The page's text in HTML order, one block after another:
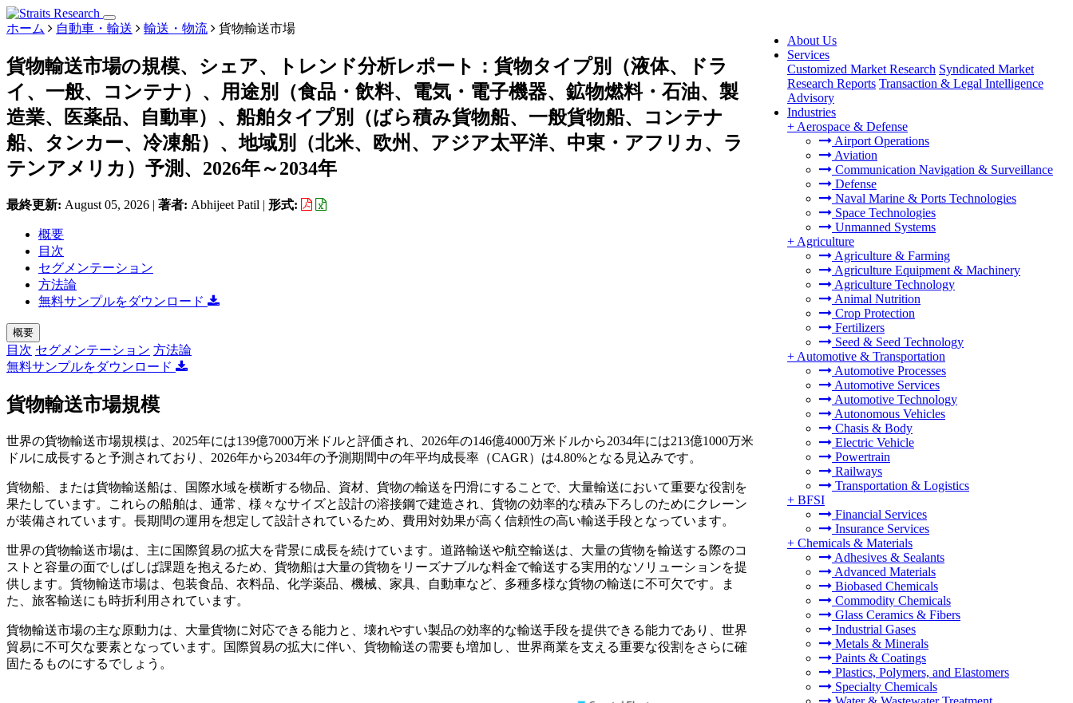
About Us
Services
Customized Market Research Syndicated Market
Research Reports Transaction & Legal Intelligence
Advisory
Industries
+ Aerospace & Defense
Airport Operations
Aviation
Communication Navigation & Surveillance
Defense
Naval Marine & Ports Technologies
Space Technologies
Unmanned Systems
+ Agriculture
Agriculture & Farming
Agriculture Equipment & Machinery
Agriculture Technology
Animal Nutrition
Crop Protection
Fertilizers
Seed & Seed Technology
+ Automotive & Transportation
Automotive Processes
Automotive Services
Automotive Technology
Autonomous Vehicles
Chasis & Body
Electric Vehicle
Powertrain
Railways
Transportation & Logistics
+ BFSI
Financial Services
Insurance Services
+ Chemicals & Materials
Adhesives & Sealants
Advanced Materials
Biobased Chemicals
Commodity Chemicals
Glass Ceramics & Fibers
Industrial Gases
Metals & Minerals
Paints & Coatings
Plastics, Polymers, and Elastomers
Specialty Chemicals
ホーム 自動車・輸送 輸送・物流 貨物輸送市場
貨物輸送市場の規模、シェア、トレンド分析レポート：貨物タイプ別（液体、ドラ
イ、一般、コンテナ）、用途別（食品・飲料、電気・電子機器、鉱物燃料・石油、製
造業、医薬品、自動車）、船舶タイプ別（ばら積み貨物船、一般貨物船、コンテナ
船、タンカー、冷凍船）、地域別（北米、欧州、アジア太平洋、中東・アフリカ、ラ
テンアメリカ）予測、2026年～2034年
最終更新: August 05, 2026 | 著者: Abhijeet Patil | 形式:
概要
目次
セグメンテーション
方法論
無料サンプルをダウンロード
概要
目次 セグメンテーション 方法論
無料サンプルをダウンロード
貨物輸送市場規模
世界の貨物輸送市場規模は、2025年には139億7000万米ドルと評価され、2026年の146億4000万米ドルから2034年には213億1000万米
ドルに成長すると予測されており、2026年から2034年の予測期間中の年平均成長率（CAGR）は4.80%となる見込みです。
貨物船、または貨物輸送船は、国際水域を横断する物品、資材、貨物の輸送を円滑にすることで、大量輸送において重要な役割を
果たしています。これらの船舶は、通常、様々なサイズと設計の溶接鋼で建造され、貨物の効率的な積み下ろしのためにクレーン
が装備されています。長期間の運用を想定して設計されているため、費用対効果が高く信頼性の高い輸送手段となっています。
世界の貨物輸送市場は、主に国際貿易の拡大を背景に成長を続けています。道路輸送や航空輸送は、大量の貨物を輸送する際のコ
ストと容量の面でしばしば課題を抱えるため、貨物船は大量の貨物をリーズナブルな料金で輸送する実用的なソリューションを提
供します。貨物輸送市場は、包装食品、衣料品、化学薬品、機械、家具、自動車など、多種多様な貨物の輸送に不可欠です。ま
た、旅客輸送にも時折利用されています。
貨物輸送市場の主な原動力は、大量貨物に対応できる能力と、壊れやすい製品の効率的な輸送手段を提供できる能力であり、世界
貿易に不可欠な要素となっています。国際貿易の拡大に伴い、貨物輸送の需要も増加し、世界商業を支える重要な役割をさらに確
固たるものにするでしょう。